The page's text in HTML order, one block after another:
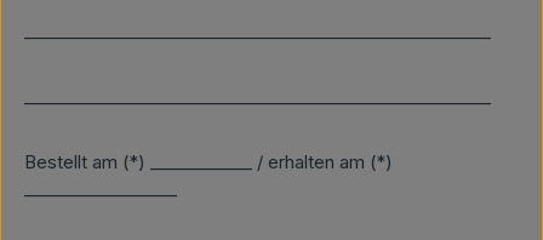
Bestellt am (*) ____________ / erhalten am (*)